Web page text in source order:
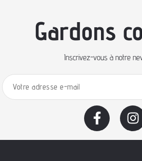
Gardons
Inscrivez-vous à notre